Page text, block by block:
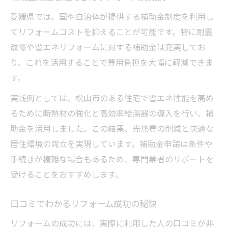
愛媛県では、国や自治体が提供する補助金制度を利用し
てリフォームコストを抑えることが可能です。特に耐震
改修や省エネリフォームに対する補助金は充実してお
り、これを活用することで費用負担を大幅に軽減できま
す。
実践例としては、松山市のある住宅で省エネ性能を高め
るために断熱材の強化と高効率給湯器の導入を行い、補
助金を活用しました。この結果、光熱費の削減と快適な
居住環境の両立を実現しています。補助金申請は条件や
手続きが複雑な場合もあるため、専門業者のサポートを
受けることをおすすめします。
口コミでわかるリフォーム成功の秘訣
リフォームの成功には、実際に利用した人の口コミが非